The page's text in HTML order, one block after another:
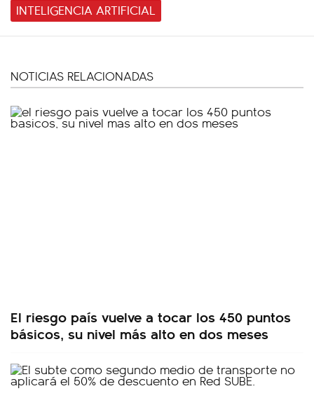
INTELIGENCIA ARTIFICIAL
NOTICIAS RELACIONADAS
El riesgo país vuelve a tocar los 450 puntos
básicos, su nivel más alto en dos meses